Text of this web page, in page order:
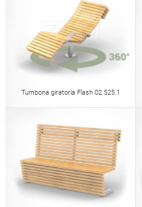
Tumbona giratoria Flash 02.525.1